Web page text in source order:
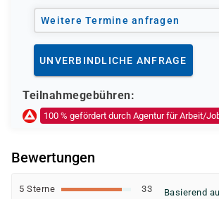
entscheidet der jeweilige Kostenträger
individuellen Prüfung Ihrer
Voraussetzungen und Förderfähigkeit.
Weitere Termine anfragen
UNVERBINDLICHE ANFRAGE
Teilnahmegebühren:
100 % gefördert durch Agentur für Arbeit/
Bewertungen
5 Sterne
33
Basierend